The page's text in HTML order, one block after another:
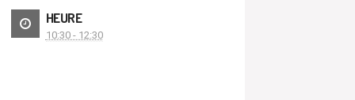
HEURE
10:30 - 12:30